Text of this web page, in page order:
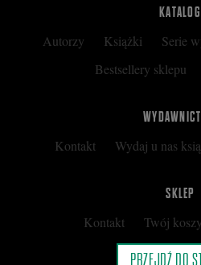
KATALOG
Autorzy Książki Serie
Bestsellery sklepu
Kontakt Wydaj u nas
SKLEP
Kontakt Twój
Kup kartę podarunkową
PRZEJDŹ DO